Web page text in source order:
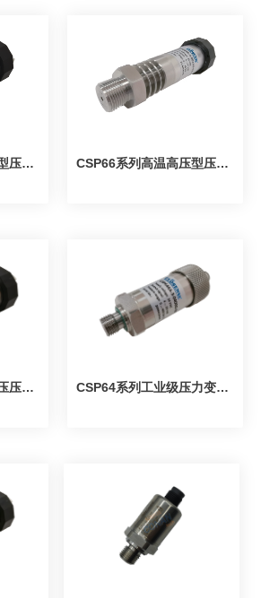
CSP67系列卫生平膜型压力变送器 CSP66系列高温高压型压力变送器
CSP65系列高精度高压压力变送器 CSP64系列工业级压力变送器